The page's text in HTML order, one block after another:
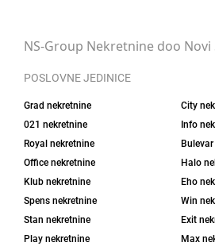
NS-Group Nekretnine doo Novi
POSLOVNE JEDINICE
Grad nekretnine
City
021 nekretnine
Info
Royal nekretnine
Office nekretnine
Halo
Klub nekretnine
Eho
Spens nekretnine
Win
Stan nekretnine
Exit
Play nekretnine
Max